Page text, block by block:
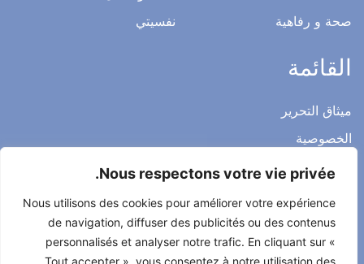
Nous respectons votre vie privée.
Nous utilisons des cookies pour améliorer votre expérience
de navigation, diffuser des publicités ou des contenus
personnalisés et analyser notre trafic. En cliquant sur «
Tout accepter », vous consentez à notre utilisation des
صحة و رفاهية
نفسيتي
القائمة
ميثاق التحرير
الخصوصية
الاشعار القانوني
اتصل بنا